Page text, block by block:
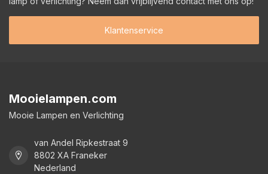
Klantenservice
Mooielampen.com
Mooie Lampen en Verlichting
van Andel Ripkestraat 9
8802 XA Franeker
Nederland